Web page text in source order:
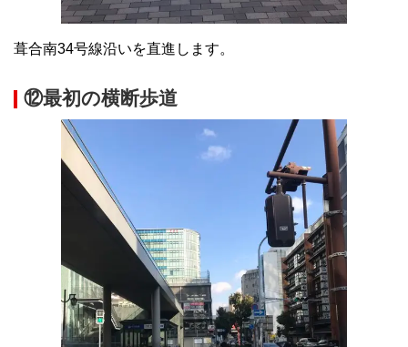
葺合南34号線沿いを直進します。
⑫最初の横断歩道